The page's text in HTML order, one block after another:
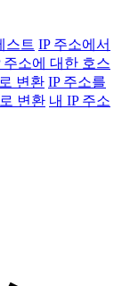
스트 IP 주소에서
주소에 대한 호스
변환 IP 주소를
변환 내 IP 주소